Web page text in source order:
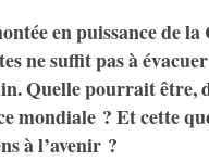
en puissance de la
ne suffit pas à
Quelle pourrait être,
mondiale ? Et cette
à l’avenir ?